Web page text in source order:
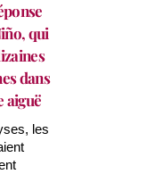
qui
dans
aiguë
les